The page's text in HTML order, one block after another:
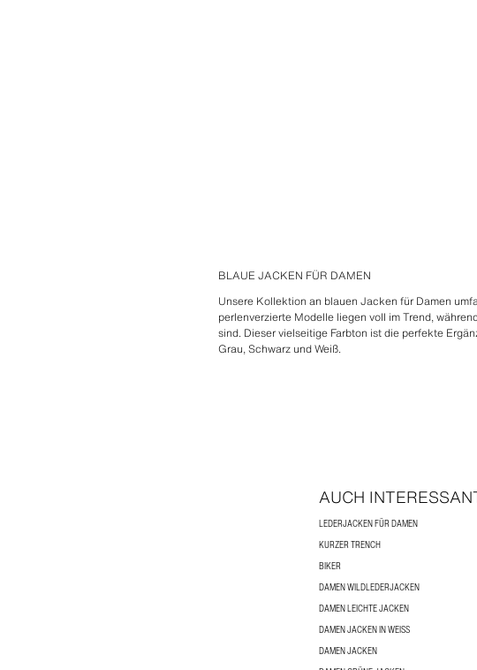
BLAUE JACKEN FÜR DAMEN
Unsere Kollektion an blauen Jacken für Damen
perlenverzierte Modelle liegen voll im Trend,
sind. Dieser vielseitige Farbton ist die perfekte
Grau, Schwarz und Weiß.
AUCH
LEDERJACKEN FÜR DAMEN
KURZER TRENCH
BIKER
DAMEN WILDLEDERJACKEN
DAMEN LEICHTE JACKEN
DAMEN JACKEN IN WEISS
DAMEN JACKEN